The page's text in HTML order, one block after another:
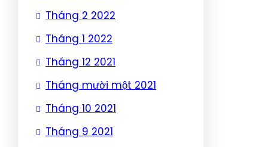
Tháng 2 2022
Tháng 1 2022
Tháng 12 2021
Tháng mười một 2021
Tháng 10 2021
Tháng 9 2021